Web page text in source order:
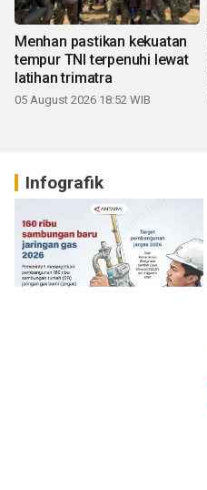
Menhan pastikan kekuatan
tempur TNI terpenuhi lewat
latihan trimatra
05 August 2026 18:52 WIB
Infografik